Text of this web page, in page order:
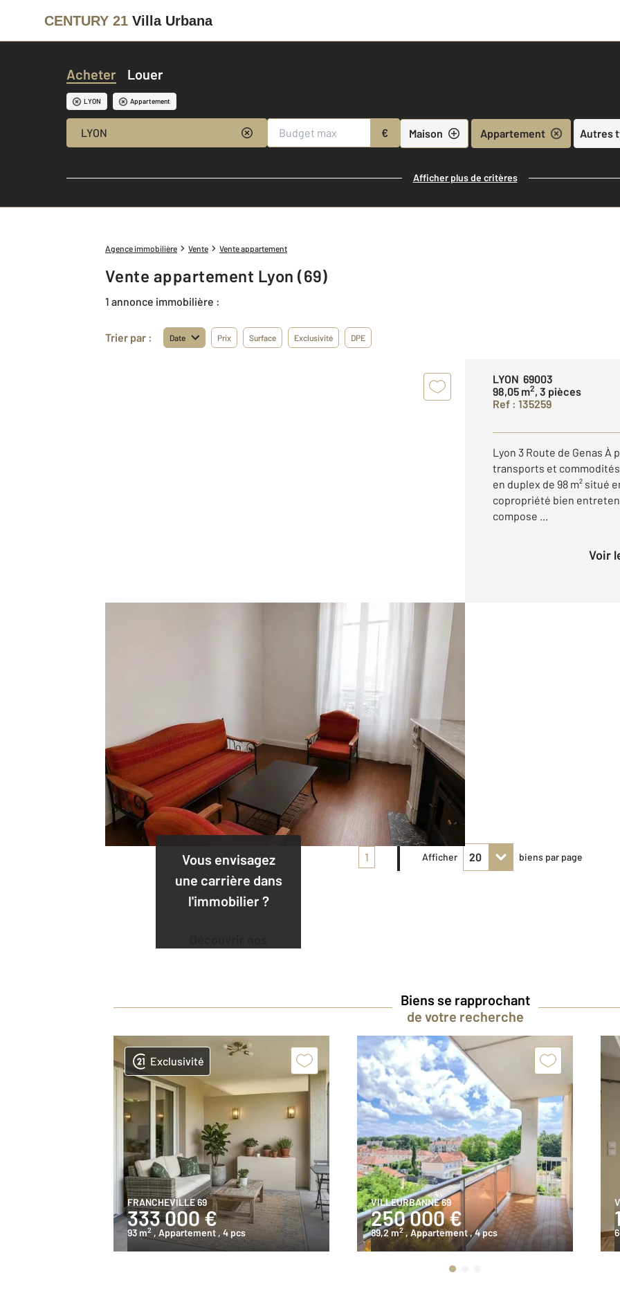
CENTURY 21 Villa Urbana
Acheter Louer
LYON Appartement
LYON € Maison Appartement Autres
Afficher plus de critères
Agence immobilière Vente Vente appartement
Vente appartement Lyon (69)
1 annonce immobilière :
Trier par : Date Prix Surface Exclusivité DPE
LYON 69003
98,05 m2, 3 pièces
Ref : 135259
Lyon 3 Route de Genas
transports et
en duplex de 98 m² situé
copropriété bien
compose ...
Voir
Vous envisagez
une carrière dans
l'immobilier ?
1 Afficher biens par page
Biens se rapprochant
de votre recherche
Exclusivité
FRANCHEVILLE 69
333 000 €
93 m2 , Appartement, 4 pcs
VILLEURBANNE 69
250 000 €
89,2 m2 , Appartement, 4 pcs